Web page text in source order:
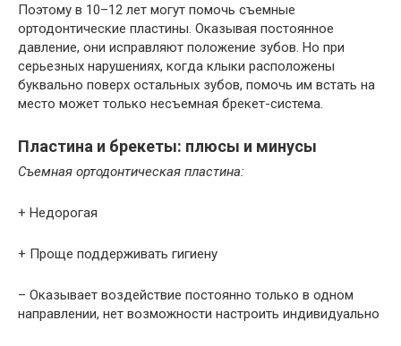
Поэтому в 10–12 лет могут помочь съемные
ортодонтические пластины. Оказывая постоянное
давление, они исправляют положение зубов. Но при
серьезных нарушениях, когда клыки расположены
буквально поверх остальных зубов, помочь им встать на
место может только несъемная брекет-система.
Пластина и брекеты: плюсы и минусы
Съемная ортодонтическая пластина:
+ Недорогая
+ Проще поддерживать гигиену
– Оказывает воздействие постоянно только в одном
направлении, нет возможности настроить индивидуально